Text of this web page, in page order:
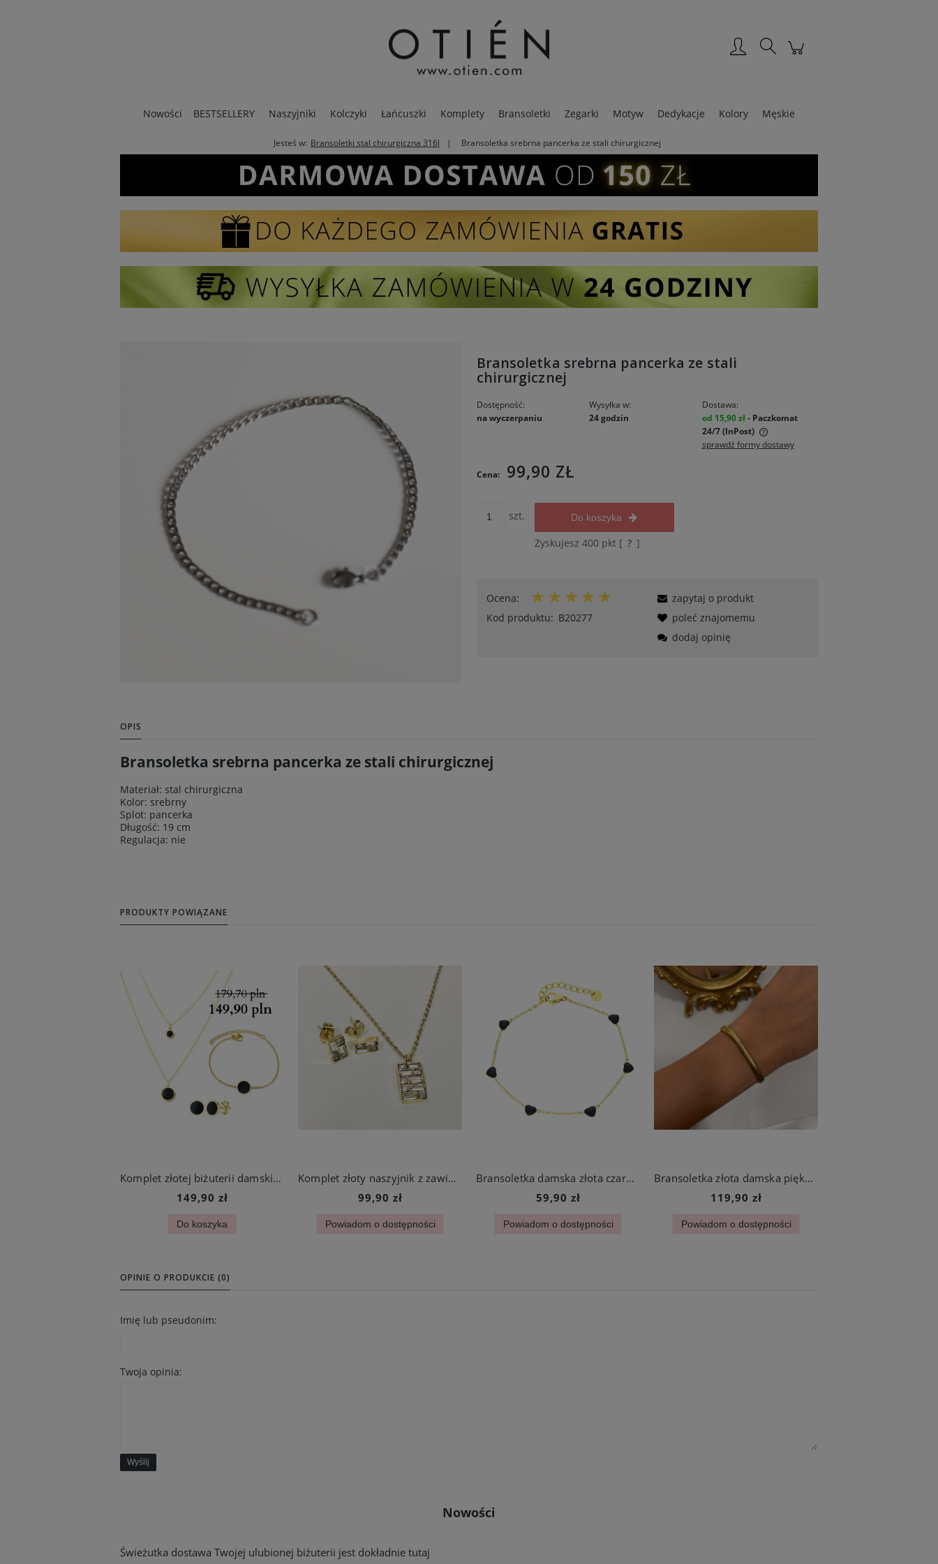
Nowości BESTSELLERY Naszyjniki Kolczyki Łańcuszki Komplety Bransoletki Zegarki Motyw Dedykacje Kolory Męskie
PREMIUM Opakowania Pierścionki SALE - 80%
Jesteś w: Bransoletki stal chirurgiczna 316l Bransoletka srebrna pancerka ze stali chirurgicznej
Bransoletka srebrna pancerka ze stali
chirurgicznej
Dostępność:
na wyczerpaniu
Wysyłka w:
24 godzin
Dostawa:
od 15,90 zł - Paczkomat
24/7 (InPost)
sprawdź formy dostawy
Cena: 99,90 ZŁ
szt. Do koszyka
Zyskujesz 400 pkt [ ? ]
Ocena:
Kod produktu: B20277
zapytaj o produkt
poleć znajomemu
dodaj opinię
OPIS
Bransoletka srebrna pancerka ze stali chirurgicznej
Materiał: stal chirurgiczna
Kolor: srebrny
Splot: pancerka
Długość: 19 cm
Regulacja: nie
PRODUKTY POWIĄZANE
Komplet złotej biżuterii damskiej z czarnym oczkiem stal chirurgiczna
149,90 zł
Do koszyka
Komplet złoty naszyjnik z zawieszką kwadrat z cyrkoniami + kolczyki
99,90 zł
Powiadom o dostępności
Bransoletka damska złota czarne serduszka stal chirurgiczna
59,90 zł
Powiadom o dostępności
Bransoletka złota damska piękna elegancka żmijka stal chirurgiczna
119,90 zł
Powiadom o dostępności
OPINIE O PRODUKCIE (0)
Imię lub pseudonim:
Twoja opinia:
Wyślij
Nowości
Świeżutka dostawa Twojej ulubionej biżuterii jest dokładnie tutaj